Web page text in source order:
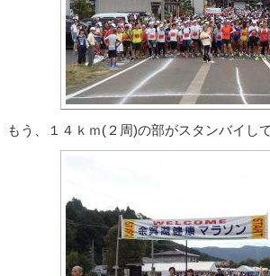
もう、１４ｋｍ(２周)の部がスタンバイし